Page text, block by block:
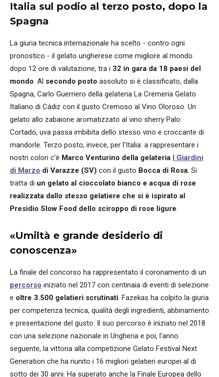
Italia sul podio al terzo posto, dopo la
Spagna
La giuria tecnica internazionale ha scelto - contro ogni
pronostico - il gelato ungherese come migliore al mondo
dopo 12 ore di valutazione, tra i 32 in gara da 18 paesi del
mondo. Al secondo posto assoluto si è classificato, dalla
Spagna, Carlo Guerriero della gelateria La Cremeria Gelato
Italiano di Cádiz con il gusto Cremoso al Vino Oloroso. Un
gelato allo zabaione aromatizzato al vino sherry Palo
Cortado, uva passa imbibita dello stesso vino e croccante di
mandorle. Terzo posto, invece, per l'Italia: a rappresentare i
nostri colori c’è Marco Venturino della gelateria
I Giardini
di Marzo di Varazze (SV) con il gusto Bocca di Rosa. Si
tratta di un gelato al cioccolato bianco e acqua di rose
realizzata dallo stesso gelatiere che si è ispirato al
Presidio Slow Food dello sciroppo di rose ligure.
«Umiltà e grande desiderio di
conoscenza»
La finale del concorso ha rappresentato il coronamento di un
percorso iniziato nel 2017 con centinaia di eventi di selezione
e oltre 3.500 gelatieri scrutinati. Fazekas ha colpito la giuria
per competenza tecnica, qualità degli ingredienti, abbinamento
e presentazione del gusto. Il suo percorso è iniziato nel 2018
con una selezione nazionale in Ungheria e poi, l'anno
seguente, la vittoria alla competizione Gelato Festival Next
Generation che ha riunito i 16 migliori gelatieri europei al di
sotto dei 30 anni. Ha superato anche la Finale Europea dello